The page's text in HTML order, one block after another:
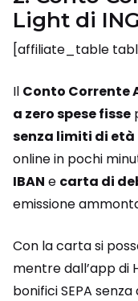
Light di ING
[affiliate_table
Il Conto Corrente
a zero spese fisse
senza limiti di età
online in pochi
IBAN e carta di
emissione
Con la carta si
mentre dall’app di
bonifici SEPA